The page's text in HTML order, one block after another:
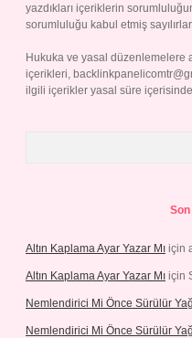
yazdıkları içeriklerin
sorumluluğu kabul etmiş
Hukuka ve yasal düzenlemelere
içerikleri,
ilgili içerikler yasal süre içerisinde
Altın Kaplama Ayar Yazar Mı için
Altın Kaplama Ayar Yazar Mı için
Nemlendirici Mi Önce Sürülür
Nemlendirici Mi Önce Sürülür